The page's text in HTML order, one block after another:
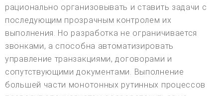
рационально организовывать и ставить задачи с
последующим прозрачным контролем их
выполнения. Но разработка не ограничивается
звонками, а способна автоматизировать
управление транзакциями, договорами и
сопутствующими документами. Выполнение
большей части монотонных рутинных процессов